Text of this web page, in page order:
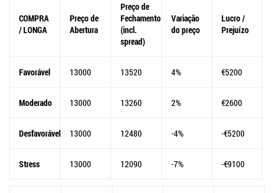
COMPRA
/ LONGA
Preço de
Abertura
Preço de
Fechamento
(incl.
spread)
Variação
do preço
Lucro /
Prejuízo
Favorável 13000 13520 4% €5200
Moderado 13000 13260 2% €2600
Desfavorável 13000 12480 -4% -€5200
Stress 13000 12090 -7% -€9100